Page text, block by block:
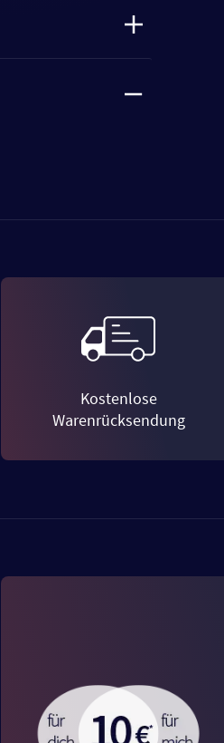
Kostenlose
Warenrücksendung